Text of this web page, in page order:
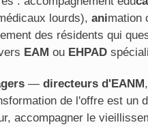
lourds), animation
des résidents qui
EAM ou EHPAD
— directeurs d'EANM,
de l'offre est un
accompagner le